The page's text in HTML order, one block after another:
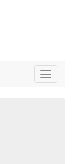
Toggle